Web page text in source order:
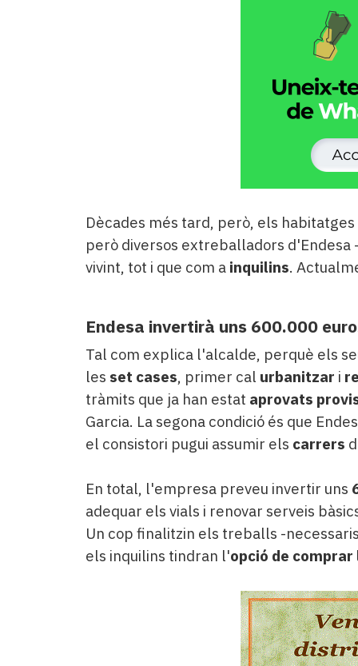
Dècades més tard, però, els
però diversos extreballadors
vivint, tot i que com a inquilins.
Endesa invertirà uns 600.000
Tal com explica l'alcalde, perquè els
les set cases, primer cal urbanitzar i
tràmits que ja han estat aprovats
Garcia. La segona condició és que
el consistori pugui assumir els carrers
En total, l'empresa preveu invertir uns
adequar els vials i renovar serveis
Un cop finalitzin els treballs -
els inquilins tindran l'opció de comprar